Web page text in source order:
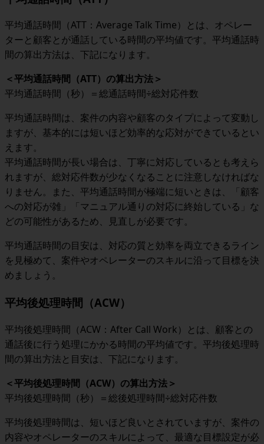
平均通話時間（ATT：Average Talk Time）とは、オペレー
ターと顧客とが通話している時間の平均値です。平均通話時
間の算出方法は、下記になります。
＜平均通話時間（ATT）の算出方法＞
平均通話時間（秒）＝総通話時間÷総対応件数
平均通話時間は、案件の内容や顧客のタイプによって変動し
ますが、基本的には短いほど効率的な応対ができているとい
えます。
平均通話時間が長い場合は、丁寧に対応しているとも考えら
れますが、総対応件数が少なくなることに注意しなければな
りません。また、平均通話時間が極端に短いときは、「顧客
への対応が雑」「マニュアル通りの対応に終始している」な
どの可能性があるため、見直しが必要です。
平均通話時間の目安は、対応の質と効率を両立できるライン
を見極めて、案件やオペレーターのスキルに沿って目標を決
めましょう。
平均後処理時間（ACW）
平均後処理時間（ACW：After Call Work）とは、顧客との
通話後に行う処理にかかる時間の平均値です。平均後処理時
間の算出方法と目安は、下記になります。
＜平均後処理時間（ACW）の算出方法＞
平均後処理時間（秒）＝総後処理時間÷総対応件数
平均後処理時間は、短いほど良いとされていますが、案件の
内容やオペレーターのスキルによって、最適な目標設定が必